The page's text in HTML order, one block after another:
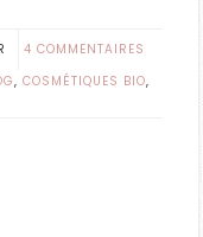
4 COMMENTAIRES
, COSMÉTIQUES BIO,